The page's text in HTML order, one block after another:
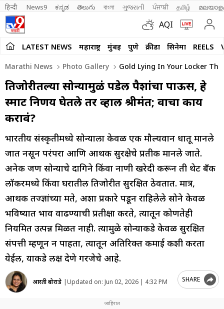
हिन्दी News9 ಕನ್ನಡ తెలుగు বাংলা ગુજરાતી ਪੰਜਾਬੀ தமிழ்
AQI
LATEST NEWS महाराष्ट्र मुंबई पुणे क्रीडा सिनेमा REELS
Marathi News Photo Gallery Gold Lying In Your Locker
तिजोरीतल्या सोन्यामुळं पडेल पैशांचा पाऊस, हे
स्मार्ट निर्णय घेतले तर व्हाल श्रीमंत; वाचा काय
करावं?
भारतीय संस्कृतीमध्ये सोन्याला केवळ एक मौल्यवान धातू मानले
जात नसून परंपरा आणि आर्थिक सुरक्षेचे प्रतीक मानले जाते.
अनेक जण सोन्याचे दागिने किंवा नाणी खरेदी करून ती थेट बँक
लॉकरमध्ये किंवा घरातील तिजोरीत सुरक्षित ठेवतात. मात्र,
आर्थिक तज्ज्ञांच्या मते, अशा प्रकारे पडून राहिलेले सोने केवळ
भविष्यात भाव वाढण्याची प्रतीक्षा करते, त्यातून कोणतेही
नियमित उत्पन्न मिळत नाही. त्यामुळे सोन्याकडे केवळ सुरक्षित
संपत्ती म्हणून न पाहता, त्यातून अतिरिक्त कमाई कशी करता
येईल, याकडे लक्ष देणे गरजेचे आहे.
आरती बोराडे |Updated on: Jun 02, 2026 | 4:32 PM SHARE